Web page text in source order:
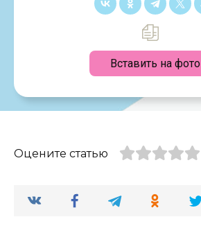
Вставить на фото
Оцените статью